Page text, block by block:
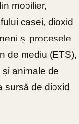
mobilier,
casei, dioxid
și procesele
de mediu (ETS),
și animale de
sursă de dioxid